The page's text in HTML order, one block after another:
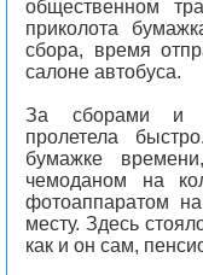
общественном
приколота
сбора, время
салоне автобуса.
За сборами и
пролетела
бумажке
чемоданом на
фотоаппаратом
месту. Здесь
как и он сам,